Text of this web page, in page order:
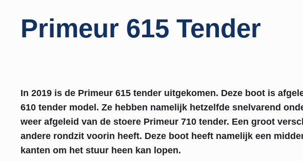
Primeur 615 Tender
In 2019 is de Primeur 615 tender uitgekomen. Deze boot is
610 tender model. Ze hebben namelijk hetzelfde snelvarend
weer afgeleid van de stoere Primeur 710 tender. Een groot
andere rondzit voorin heeft. Deze boot heeft namelijk een
kanten om het stuur heen kan lopen.